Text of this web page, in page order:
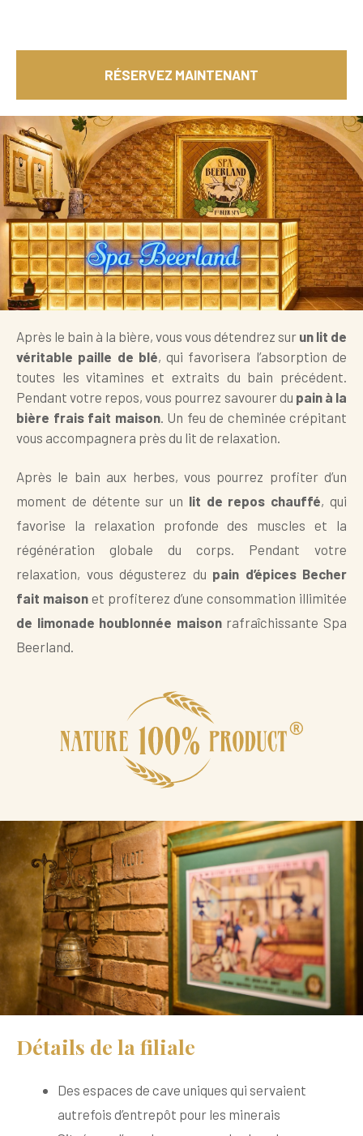
RÉSERVEZ MAINTENANT
Après le bain à la bière, vous vous détendrez sur un lit de
véritable paille de blé, qui favorisera l’absorption de
toutes les vitamines et extraits du bain précédent.
Pendant votre repos, vous pourrez savourer du pain à la
bière frais fait maison. Un feu de cheminée crépitant
vous accompagnera près du lit de relaxation.
Après le bain aux herbes, vous pourrez profiter d’un
moment de détente sur un lit de repos chauffé, qui
favorise la relaxation profonde des muscles et la
régénération globale du corps. Pendant votre
relaxation, vous dégusterez du pain d’épices Becher
fait maison et profiterez d’une consommation illimitée
de limonade houblonnée maisonrafraîchissante Spa
Beerland.
Détails de la filiale
Des espaces de cave uniques qui servaient
autrefois d’entrepôt pour les minerais